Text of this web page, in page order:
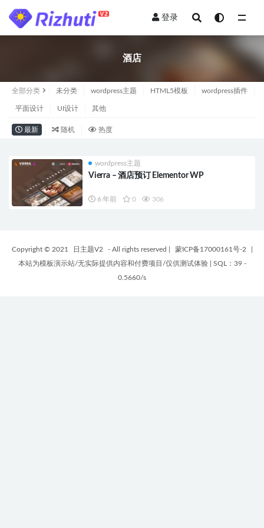
登录
酒店
全部分类 未分类 wordpress主题 HTML5模板 wordpress插件
平面设计 UI设计 其他
最新 随机 热度
wordpress主题
Vierra – 酒店预订 Elementor WP
6 年前 0 306
Copyright © 2021 日主题V2 - All rights reserved 蒙ICP备17000161号-2
本站为模板演示站/无实际提供内容和付费项目/仅供测试体验
SQL：39 -
0.5660/s